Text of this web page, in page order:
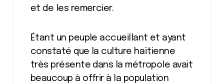
et de les remercier.
Étant un peuple accueillant et ayant
constaté que la culture haïtienne
très présente dans la métropole avait
beaucoup à offrir à la population